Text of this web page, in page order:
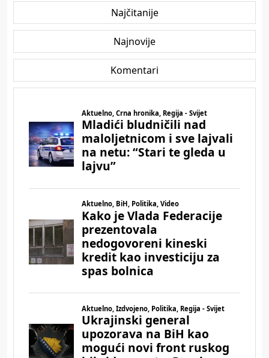
Najčitanije
Najnovije
Komentari